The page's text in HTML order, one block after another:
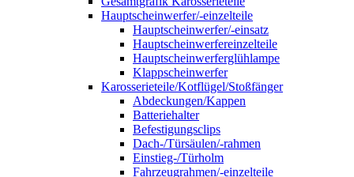
Hauptscheinwerfer/-einzelteile
Hauptscheinwerfer/-einsatz
Hauptscheinwerfereinzelteile
Hauptscheinwerferglühlampe
Klappscheinwerfer
Karosserieteile/Kotflügel/Stoßfänger
Abdeckungen/Kappen
Batteriehalter
Befestigungsclips
Dach-/Türsäulen/-rahmen
Einstieg-/Türholm
Fahrzeugrahmen/-einzelteile